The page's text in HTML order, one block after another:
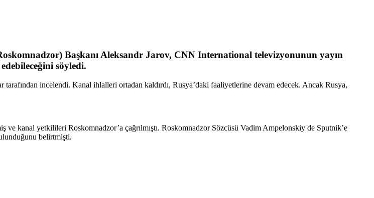
Başkanı Aleksandr Jarov, CNN International televizyonunun yayın
söyledi.
incelendi. Kanal ihlalleri ortadan kaldırdı, Rusya’daki faaliyetlerine devam edecek. Ancak Rusya,
kanal yetkilileri Roskomnadzor’a çağrılmıştı. Roskomnadzor Sözcüsü Vadim Ampelonskiy de Sputnik’e
belirtmişti.